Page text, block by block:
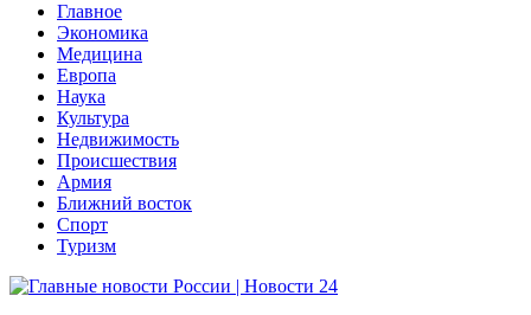
Главное
Экономика
Медицина
Европа
Наука
Культура
Недвижимость
Происшествия
Армия
Ближний восток
Спорт
Туризм